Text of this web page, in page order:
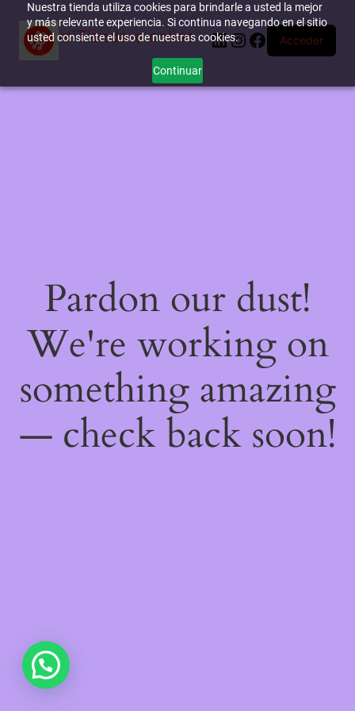
Nuestra tienda utiliza cookies para brindarle a usted la mejor
y más relevante experiencia. Si continua navegando en el sitio
usted consiente el uso de nuestras cookies.
Continuar
miTienda-e.online LinkedIn
Instagram
Facebook
Acceder
Pardon our dust!
We're working on
something amazing
— check back soon!